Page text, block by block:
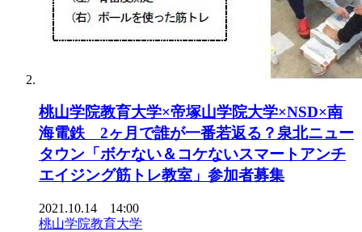
桃山学院教育大学×帝塚山学院大学×NSD×南
海電鉄 2ヶ月で誰が一番若返る？泉北ニュー
タウン「ボケない＆コケないスマートアンチ
エイジング筋トレ教室」参加者募集
2021.10.14 14:00
桃山学院教育大学